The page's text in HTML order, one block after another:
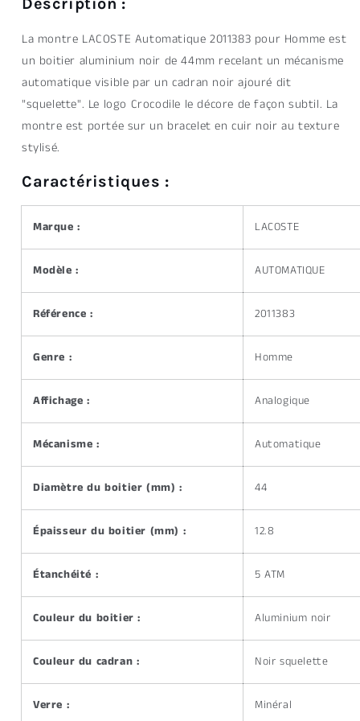
La montre LACOSTE Automatique 2011383 pour Homme est
un boitier aluminium noir de 44mm recelant un mécanisme
automatique visible par un cadran noir ajouré dit
"squelette". Le logo Crocodile le décore de façon subtil. La
montre est portée sur un bracelet en cuir noir au texture
stylisé.
Caractéristiques :
Marque : LACOSTE
Modèle : AUTOMATIQUE
Référence : 2011383
Genre : Homme
Affichage : Analogique
Mécanisme : Automatique
Diamètre du boitier (mm) : 44
Épaisseur du boitier (mm) : 12.8
Étanchéité : 5 ATM
Couleur du boitier : Aluminium noir
Couleur du cadran : Noir squelette
Verre : Minéral